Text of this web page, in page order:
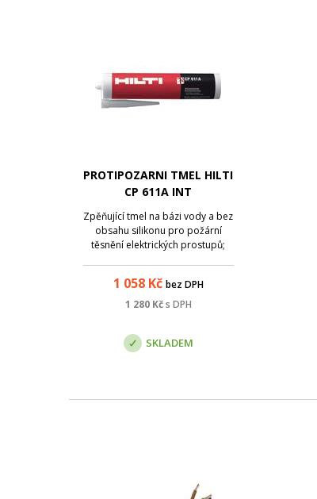
PROTIPOZARNI TMEL HILTI
CP 611A INT
Zpěňující tmel na bázi vody a bez
obsahu silikonu pro požární
těsnění elektrických prostupů;
při aplikaci: 40 - 5 °C;
Přetíratelný: Ano; Navrženo pro
1 058Kč bez DPH
1 280Kčs DPH
SKLADEM